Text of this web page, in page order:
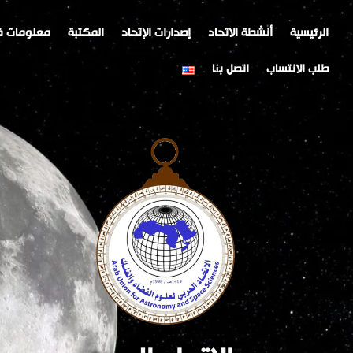
تخطي
إلى
المحتوى
الرئيسية أنشطة الاتحاد إصدارات الإتحاد المكتبة معلومات
طلب الانتساب
اتصل بنا
Post
navigation